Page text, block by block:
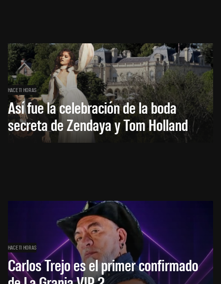
HACE 11 HORAS
Así fue la celebración de la boda
secreta de Zendaya y Tom Holland
HACE 11 HORAS
Carlos Trejo es el primer confirmado